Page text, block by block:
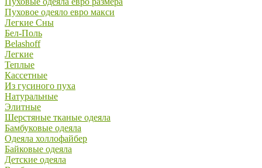
Пуховое одеяло евро макси
Легкие Сны
Бел-Поль
Belashoff
Легкие
Теплые
Кассетные
Из гусиного пуха
Натуральные
Элитные
Шерстяные тканые одеяла
Бамбуковые одеяла
Одеяла холлофайбер
Байковые одеяла
Детские одеяла